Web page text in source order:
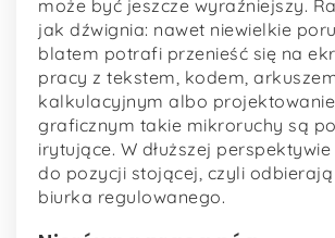
może być jeszcze wyraźniejszy.
jak dźwignia: nawet niewielkie
blatem potrafi przenieść się na
pracy z tekstem, kodem,
kalkulacyjnym albo
graficznym takie mikroruchy są
irytujące. W dłuższej
do pozycji stojącej, czyli
biurka regulowanego.